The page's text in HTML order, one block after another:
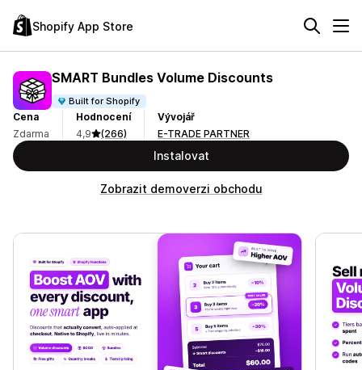
Shopify App Store
SMART Bundles Volume Discounts
Built for Shopify
Cena
Zdarma
Hodnocení
4,9
(266)
Vývojář
E-TRADE PARTNER
Instalovat
Zobrazit demoverzi obchodu